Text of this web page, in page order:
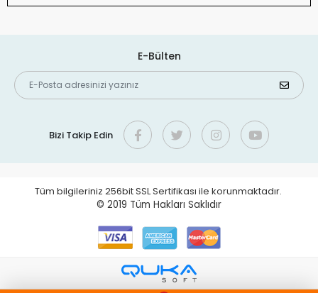
E-Bülten
Bizi Takip Edin
Tüm bilgileriniz 256bit SSL Sertifikası ile korunmaktadır.
© 2019 Tüm Hakları Saklıdır